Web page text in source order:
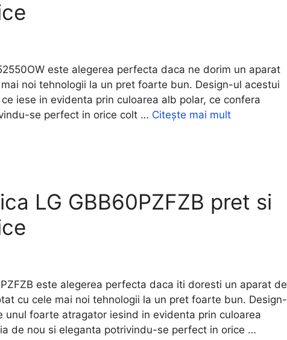
este alegerea perfecta daca ne dorim un aparat
noi tehnologii la un pret foarte bun. Design-ul acestui
iese in evidenta prin culoarea alb polar, ce confera
se perfect in orice colt … Citește mai mult
LG GBB60PZFZB pret si
este alegerea perfecta daca iti doresti un aparat de
cu cele mai noi tehnologii la un pret foarte bun. Design-
unul foarte atragator iesind in evidenta prin culoarea
de nou si eleganta potrivindu-se perfect in orice …